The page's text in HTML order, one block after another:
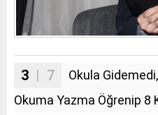
3 | 7
Okula
Okuma Yazma Öğrenip 8